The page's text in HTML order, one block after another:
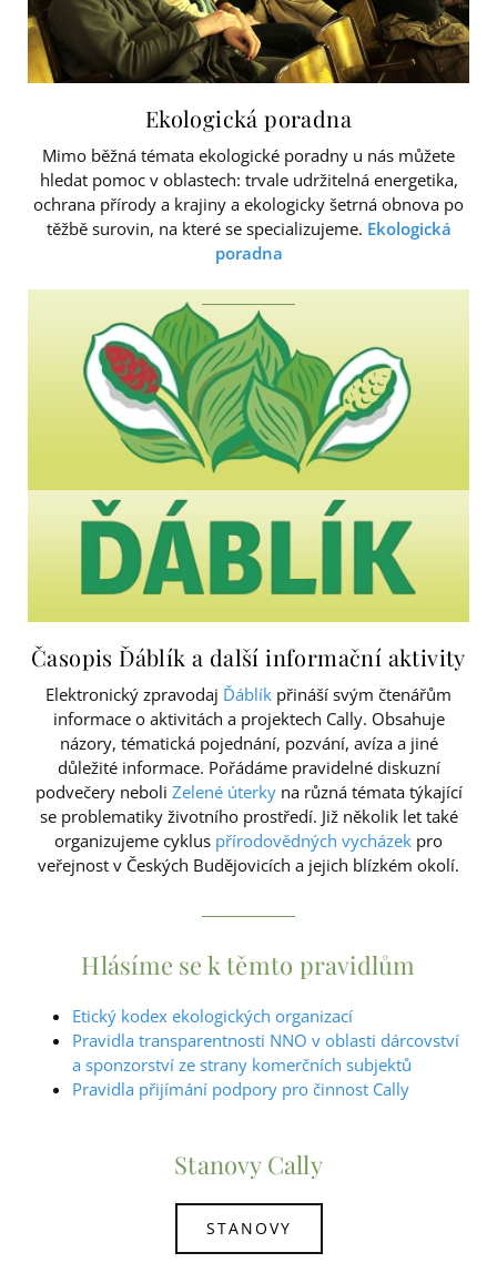
Ekologická poradna
Mimo běžná témata ekologické poradny u nás můžete
hledat pomoc v oblastech: trvale udržitelná energetika,
ochrana přírody a krajiny a ekologicky šetrná obnova po
těžbě surovin, na které se specializujeme. Ekologická
poradna
Časopis Ďáblík a další informační aktivity
Elektronický zpravodaj Ďáblík přináší svým čtenářům
informace o aktivitách a projektech Cally. Obsahuje
názory, tématická pojednání, pozvání, avíza a jiné
důležité informace. Pořádáme pravidelné diskuzní
podvečery neboli Zelené úterkyna různá témata týkající
se problematiky životního prostředí. Již několik let také
organizujeme cyklus přírodovědných vycházek pro
veřejnost v Českých Budějovicích a jejich blízkém okolí.
Hlásíme se k těmto pravidlům
Etický kodex ekologických organizací
Pravidla transparentnosti NNO v oblasti dárcovství
a sponzorství ze strany komerčních subjektů
Pravidla přijímání podpory pro činnost Cally
Stanovy Cally
STANOVY